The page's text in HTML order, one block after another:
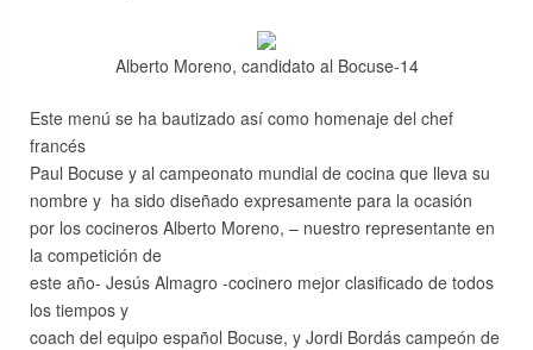
Alberto Moreno, candidato al Bocuse-14
Este menú se ha bautizado así como homenaje del chef
francés
Paul Bocuse y al campeonato mundial de cocina que lleva su
nombre y ha sido diseñado expresamente para la ocasión
por los cocineros Alberto Moreno, – nuestro representante en
la competición de
este año- Jesús Almagro -cocinero mejor clasificado de todos
los tiempos y
coach del equipo español Bocuse, y Jordi Bordás campeón de